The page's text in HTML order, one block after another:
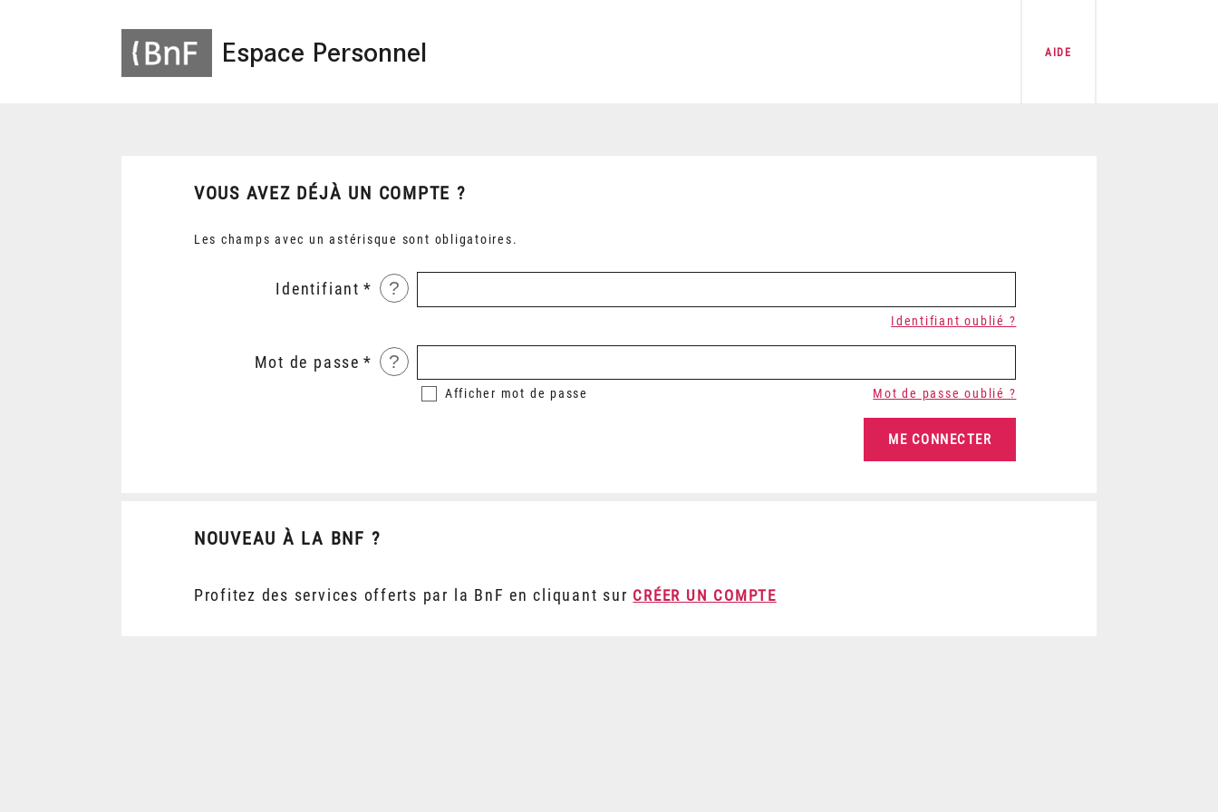
Espace Personnel AIDE
VOUS AVEZ DÉJÀ UN COMPTE ?
Les champs avec un astérisque sont obligatoires.
Identifiant ?
Identifiant oublié ?
Mot de passe ?
Afficher mot de passe Mot de passe oublié ?
NOUVEAU À LA BNF ?
Profitez des services offerts par la BnF en cliquant sur CRÉER UN COMPTE